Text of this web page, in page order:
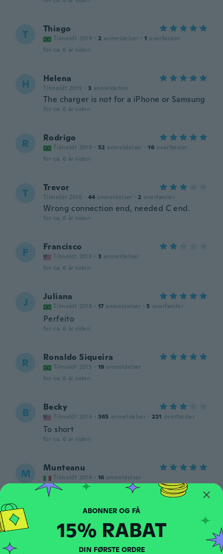
T Thiago
Tilmeldt 2019 · 2 anmeldelser · 1 overførsler
for ca. 6 år siden
H Helena
Tilmeldt 2019 · 3 anmeldelser
The charger is not for a iPhone or Samsung
for ca. 6 år siden
R Rodrigo
Tilmeldt 2019 · 52 anmeldelser · 16 overførsler
for ca. 6 år siden
T Trevor
Tilmeldt 2016 · 44 anmeldelser · 2 overførsler
Wrong connection end, needed C end.
for ca. 6 år siden
F Francisco
Tilmeldt 2018 · 3 anmeldelser
for ca. 6 år siden
J Juliana
Tilmeldt 2018 · 17 anmeldelser · 5 overførsler
Perfeito
for ca. 6 år siden
R Ronaldo Siqueira
Tilmeldt 2015 · 19 anmeldelser
for ca. 6 år siden
B Becky
Tilmeldt 2016 · 365 anmeldelser · 221 overførsler
To short
for ca. 6 år siden
M Munteanu
Tilmeldt 2014 · 16 anmeldelser
Ok
Silke
Tilmeldt 2018 · 4 anmeldelser
The cord broke after less than four weeks'
15% RABAT
DIN FØRSTE ORDRE